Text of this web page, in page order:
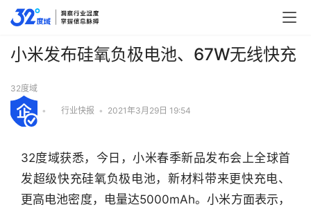
小米发布硅氧负极电池、67W无线快充
32度域
• 行业快报 • 2021年3月29日 19:54
32度域获悉，今日，小米春季新品发布会上全球首
发超级快充硅氧负极电池，新材料带来更快充电、
更高电池密度，电量达5000mAh。小米方面表示，